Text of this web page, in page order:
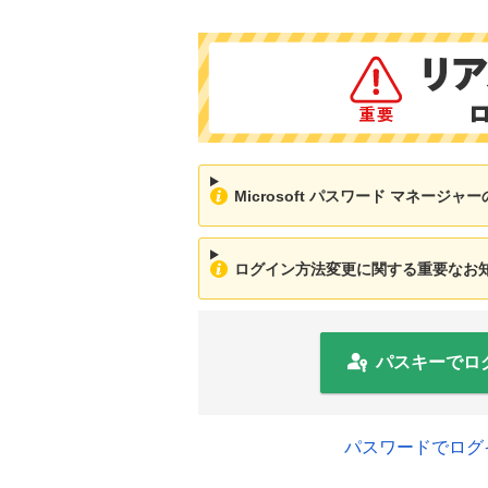
Microsoft パスワード マネージャー
ログイン方法変更に関する重要なお
パスキーでロ
パスワードでログ